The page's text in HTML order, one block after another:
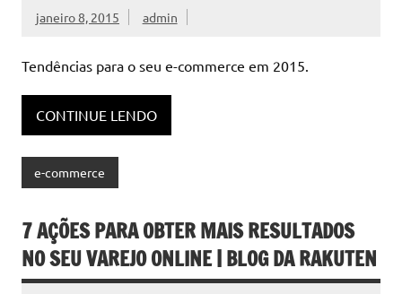
janeiro 8, 2015 admin
Tendências para o seu e-commerce em 2015.
CONTINUE LENDO
e-commerce
7 AÇÕES PARA OBTER MAIS RESULTADOS
NO SEU VAREJO ONLINE | BLOG DA RAKUTEN